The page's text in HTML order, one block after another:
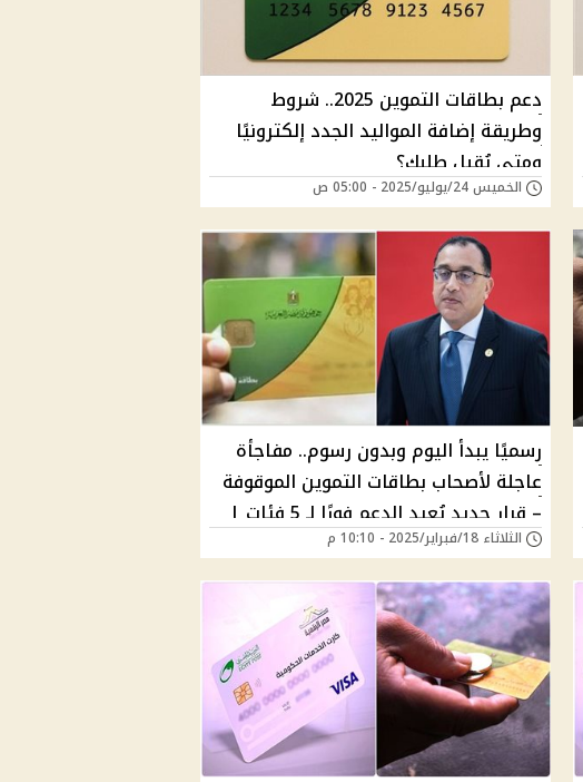
دعم بطاقات التموين 2025.. شروط
وطريقة إضافة المواليد الجدد إلكترونيًا
ومتى يُقبل طلبك؟
الخميس 24/يوليو/2025 - 05:00 ص
رسميًا يبدأ اليوم وبدون رسوم.. مفاجأة
عاجلة لأصحاب بطاقات التموين الموقوفة
– قرار جديد يُعيد الدعم فورًا لـ 5 فئات |
هل أنت منهم؟
الثلاثاء 18/فبراير/2025 - 10:10 م